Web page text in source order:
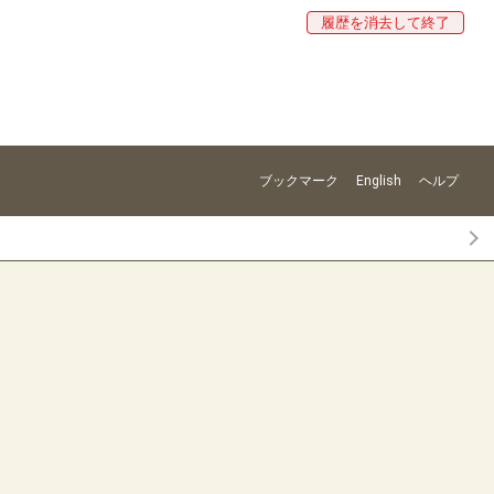
履歴を消去して終了
ブックマーク English ヘルプ